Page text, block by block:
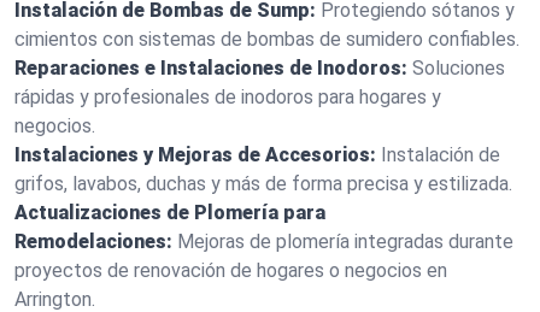
Instalación de Bombas de Sump: Protegiendo sótanos y
cimientos con sistemas de bombas de sumidero confiables.
Reparaciones e Instalaciones de Inodoros: Soluciones
rápidas y profesionales de inodoros para hogares y
negocios.
Instalaciones y Mejoras de Accesorios: Instalación de
grifos, lavabos, duchas y más de forma precisa y estilizada.
Actualizaciones de Plomería para
Remodelaciones: Mejoras de plomería integradas durante
proyectos de renovación de hogares o negocios en
Arrington.